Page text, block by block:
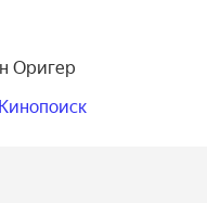
Оригер
Кинопоиск